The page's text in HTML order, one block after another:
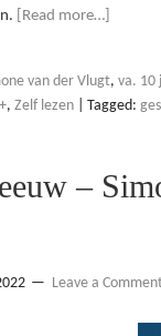
[Read more…]
van der Vlugt, va. 10
, Zelf lezen Tagged:
–
Leave a